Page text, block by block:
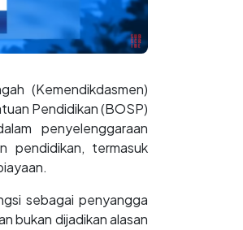
(Kemendikdasmen)
Pendidikan (BOSP)
penyelenggaraan
pendidikan, termasuk
sebagai penyangga
bukan dijadikan alasan